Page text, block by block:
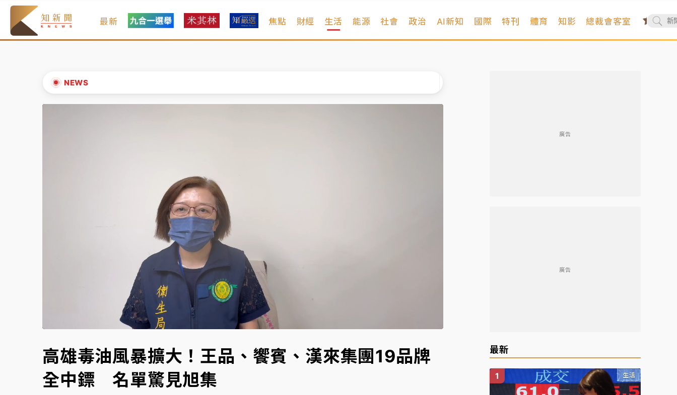
最新 焦點 財經 生活 能源 社會 政治 AI新知 國際 特刊 體育 知影 總裁會客室
NEWS
有片｜ 白海豚暴風圈逼近！新北淡水赫見龍捲風 榕樹連根拔起
中颱白海豚風雨來了！中部以北防豪雨 今晚、明天影響最劇烈
中颱白海豚進逼！台北喜來登圍籬傾倒砸傷人 民權西路鷹架倒塌壓2車
白海豚暴風圈逼近！新北淡水赫見龍捲風 榕樹連根拔起
中颱白海豚風雨來了！中部以北防豪雨 今晚、明天影響最劇烈
白海豚逼近！北市水門只出不進 未移置車輛最高罰4800＋拖吊費
Loaded :
93.20%
高雄毒油風暴擴大！王品、饗賓、漢來集團19品牌
全中鏢 名單驚見旭集
廣告
廣告
最新
生活